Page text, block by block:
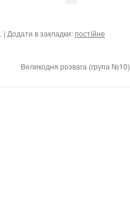
. | Додати в закладки:постійне
Великодня розвага (група №10)